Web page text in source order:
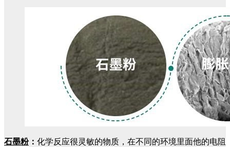
石墨粉： 化学反应很灵敏的物质，在不同的环境里面他的电阻